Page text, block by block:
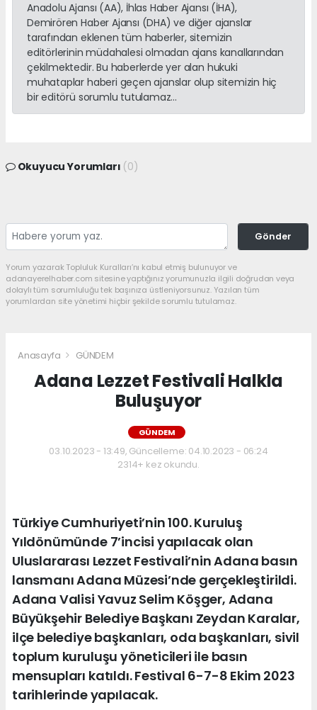
Anadolu Ajansı (AA), İhlas Haber Ajansı (İHA),
Demirören Haber Ajansı (DHA) ve diğer ajanslar
tarafından eklenen tüm haberler, sitemizin
editörlerinin müdahalesi olmadan ajans kanallarından
çekilmektedir. Bu haberlerde yer alan hukuki
muhataplar haberi geçen ajanslar olup sitemizin hiç
bir editörü sorumlu tutulamaz...
Okuyucu Yorumları (0)
Gönder
Yorum yazarak Topluluk Kuralları’nı kabul etmiş bulunuyor ve
adanayerelhaber.com sitesine yaptığınız yorumunuzla ilgili doğrudan veya
dolaylı tüm sorumluluğu tek başınıza üstleniyorsunuz. Yazılan tüm
yorumlardan site yönetimi hiçbir şekilde sorumlu tutulamaz.
Anasayfa GÜNDEM
Adana Lezzet Festivali Halkla
Buluşuyor
GÜNDEM
03.10.2023 - 13:49, Güncelleme: 04.10.2023 - 06:24
2314+ kez okundu.
Türkiye Cumhuriyeti’nin 100. Kuruluş
Yıldönümünde 7’incisi yapılacak olan
Uluslararası Lezzet Festivali’nin Adana basın
lansmanı Adana Müzesi’nde gerçekleştirildi.
Adana Valisi Yavuz Selim Köşger, Adana
Büyükşehir Belediye Başkanı Zeydan Karalar,
ilçe belediye başkanları, oda başkanları, sivil
toplum kuruluşu yöneticileri ile basın
mensupları katıldı. Festival 6-7-8 Ekim 2023
tarihlerinde yapılacak.